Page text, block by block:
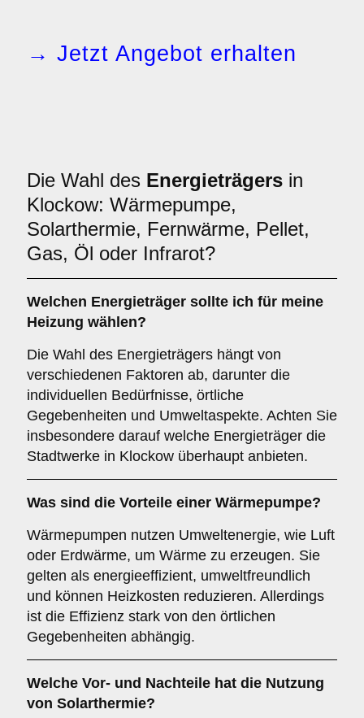
→ Jetzt Angebot erhalten
Die Wahl des Energieträgers in
Klockow: Wärmepumpe,
Solarthermie, Fernwärme, Pellet,
Gas, Öl oder Infrarot?
Welchen Energieträger sollte ich für meine
Heizung wählen?
Die Wahl des Energieträgers hängt von
verschiedenen Faktoren ab, darunter die
individuellen Bedürfnisse, örtliche
Gegebenheiten und Umweltaspekte. Achten Sie
insbesondere darauf welche Energieträger die
Stadtwerke in Klockow überhaupt anbieten.
Was sind die Vorteile einer Wärmepumpe?
Wärmepumpen nutzen Umweltenergie, wie Luft
oder Erdwärme, um Wärme zu erzeugen. Sie
gelten als energieeffizient, umweltfreundlich
und können Heizkosten reduzieren. Allerdings
ist die Effizienz stark von den örtlichen
Gegebenheiten abhängig.
Welche Vor- und Nachteile hat die Nutzung
von Solarthermie?